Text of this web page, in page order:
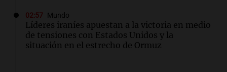
02:57 Mundo
Líderes iraníes apuestan a la victoria en medio
de tensiones con Estados Unidos y la
situación en el estrecho de Ormuz